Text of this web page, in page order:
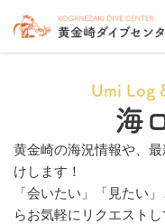
Umi Log
海
黄金崎の海況情報や、
けします！
「会いたい」「見たい
らお気軽にリクエストし